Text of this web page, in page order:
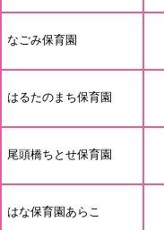
なごみ保育園
はるたのまち保育園
尾頭橋ちとせ保育園
はな保育園あらこ